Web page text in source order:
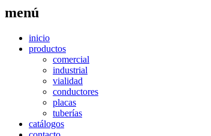
menú
inicio
productos
comercial
industrial
vialidad
conductores
placas
tuberías
catálogos